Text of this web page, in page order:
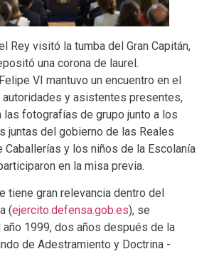
Rey visitó la tumba del Gran Capitán,
una corona de laurel.
VI mantuvo un encuentro en el
y asistentes presentes,
las fotografías de grupo junto a los
juntas del gobierno de las Reales
Caballerías y los niños de la Escolanía
en la misa previa.
tiene gran relevancia dentro del
(ejercito.defensa.gob.es), se
1999, dos años después de la
de Adestramiento y Doctrina -